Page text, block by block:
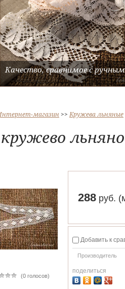
Качество, сравнимое с
магазин >> Кружева льняные
(0 голосов)
288 руб.
Добавить к
Производитель
поделиться